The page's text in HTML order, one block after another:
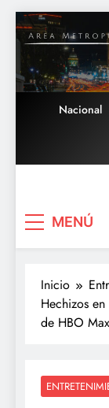
Saltar
al
contenido
Nacional
MENÚ
Inicio
Hechizos
de HBO